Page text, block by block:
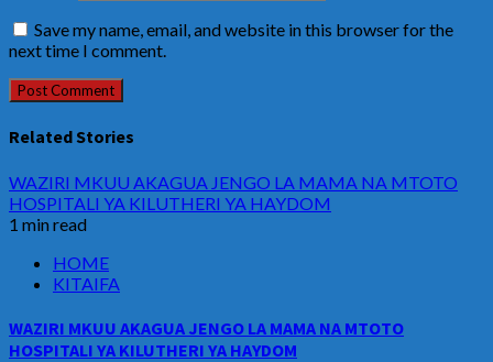
Save my name, email, and website in this browser for the
next time I comment.
Related Stories
WAZIRI MKUU AKAGUA JENGO LA MAMA NA MTOTO
HOSPITALI YA KILUTHERI YA HAYDOM
1 min read
HOME
KITAIFA
WAZIRI MKUU AKAGUA JENGO LA MAMA NA MTOTO
HOSPITALI YA KILUTHERI YA HAYDOM